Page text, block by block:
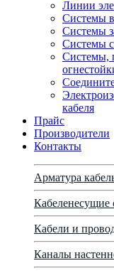
Линии
Системы
Системы
Системы
Системы,
кабеля
Прайс
Производители
Контакты
Арматура
Кабеленесущие
Кабели и
Каналы